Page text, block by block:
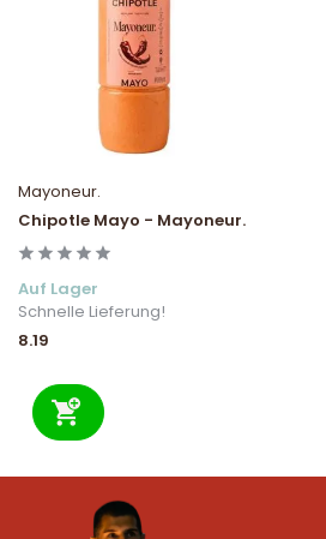
Mayoneur.
Chipotle Mayo - Mayoneur.
Auf Lager
Schnelle Lieferung!
8.19